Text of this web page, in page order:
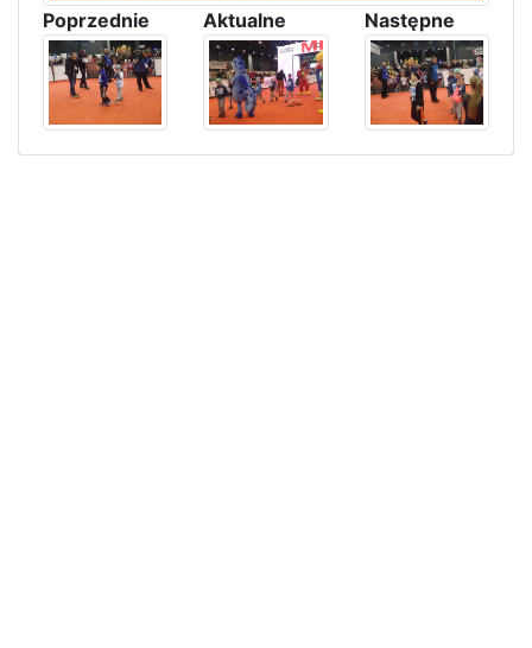
Poprzednie Aktualne Następne